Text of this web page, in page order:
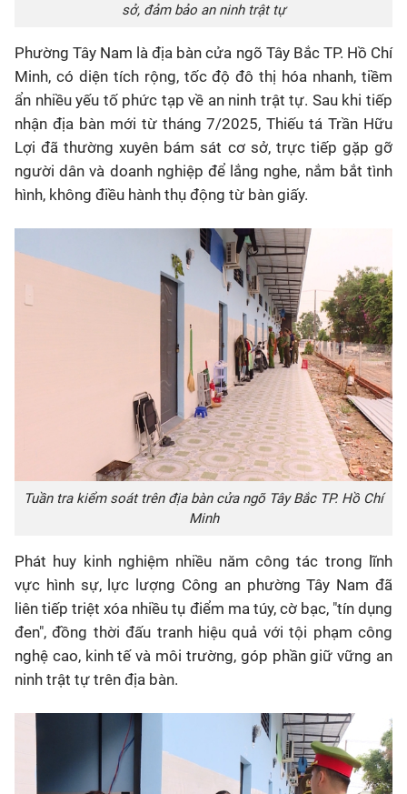
sở, đảm bảo an ninh trật tự
Phường Tây Nam là địa bàn cửa ngõ Tây Bắc TP. Hồ Chí
Minh, có diện tích rộng, tốc độ đô thị hóa nhanh, tiềm
ẩn nhiều yếu tố phức tạp về an ninh trật tự. Sau khi tiếp
nhận địa bàn mới từ tháng 7/2025, Thiếu tá Trần Hữu
Lợi đã thường xuyên bám sát cơ sở, trực tiếp gặp gỡ
người dân và doanh nghiệp để lắng nghe, nắm bắt tình
hình, không điều hành thụ động từ bàn giấy.
Tuần tra kiểm soát trên địa bàn cửa ngõ Tây Bắc TP. Hồ Chí
Minh
Phát huy kinh nghiệm nhiều năm công tác trong lĩnh
vực hình sự, lực lượng Công an phường Tây Nam đã
liên tiếp triệt xóa nhiều tụ điểm ma túy, cờ bạc, "tín dụng
đen", đồng thời đấu tranh hiệu quả với tội phạm công
nghệ cao, kinh tế và môi trường, góp phần giữ vững an
ninh trật tự trên địa bàn.